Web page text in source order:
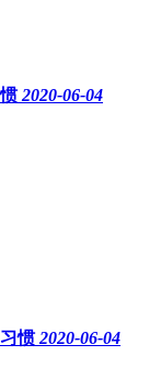
2020-06-04
惯 2020-06-04